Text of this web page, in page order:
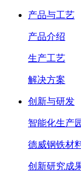
产品与工艺
产品介绍
生产工艺
解决方案
创新与研发
智能化生产
德威钢铁材
创新研究成